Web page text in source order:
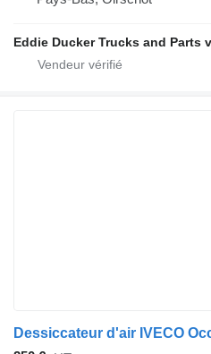
Eddie Ducker Trucks and Parts